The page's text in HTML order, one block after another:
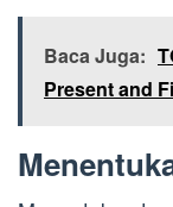
Baca Juga:
Present and